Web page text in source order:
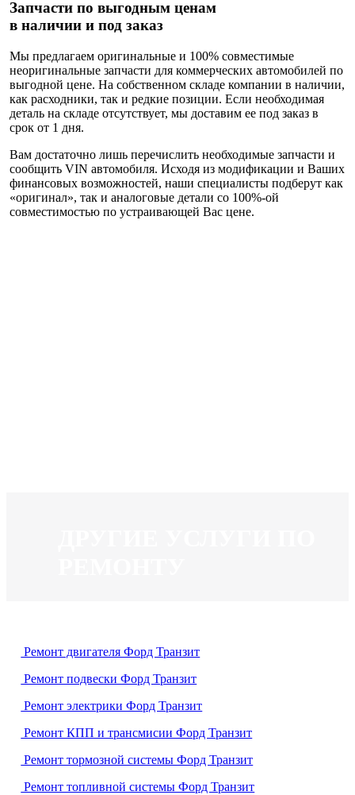
Запчасти по выгодным ценам
в наличии и под заказ
Мы предлагаем оригинальные и 100% совместимые
неоригинальные запчасти для коммерческих автомобилей по
выгодной цене.На собственном складе компании в наличии,
как расходники, так и редкие позиции. Если необходимая
деталь на складе отсутствует, мы доставим ее под заказ в
срок от 1 дня.
Вам достаточно лишь перечислить необходимые запчасти и
сообщить VIN автомобиля. Исходя из модификации и Ваших
финансовых возможностей, наши специалисты подберут как
«оригинал», так и аналоговые детали со 100%-ой
совместимостьюпо устраивающей Вас цене.
Ремонт двигателя Форд Транзит
Ремонт подвески Форд Транзит
Ремонт электрики Форд Транзит
Ремонт КПП и трансмисии Форд Транзит
Ремонт тормозной системы Форд Транзит
Ремонт топливной системы Форд Транзит